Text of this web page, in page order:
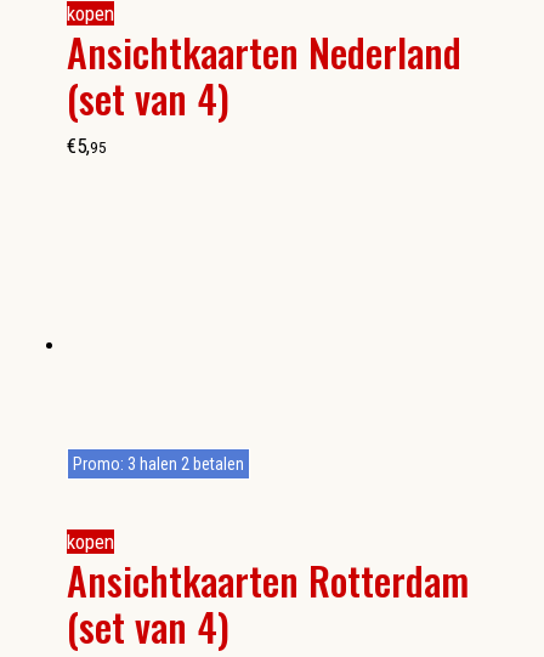
kopen
Ansichtkaarten Nederland
(set van 4)
€5,95
kopen
Ansichtkaarten Rotterdam
(set van 4)
Promo: 3 halen 2 betalen